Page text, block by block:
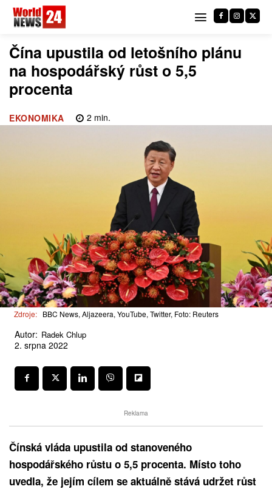
Čína upustila od letošního plánu
na hospodářský růst o 5,5
procenta
EKONOMIKA 2 min.
Zdroje: BBC News, Aljazeera, YouTube, Twitter, Foto: Reuters
Autor: Radek Chlup
2. srpna 2022
Reklama
Čínská vláda upustila od stanoveného
hospodářského růstu o 5,5 procenta. Místo toho
uvedla, že jejím cílem se aktuálně stává udržet růst